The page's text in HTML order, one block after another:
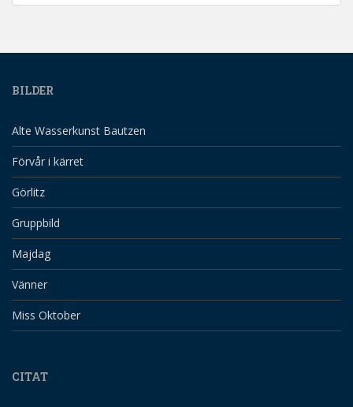
BILDER
Alte Wasserkunst Bautzen
Förvår i kärret
Görlitz
Gruppbild
Majdag
Vänner
Miss Oktober
CITAT